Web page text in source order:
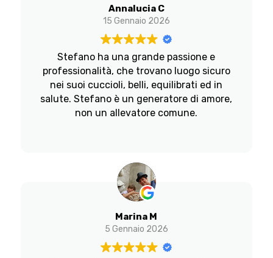
fa, non cercate oltre.
Annalucia C
15 Gennaio 2026
Stefano ha una grande passione e
professionalità, che trovano luogo sicuro
nei suoi cuccioli, belli, equilibrati ed in
salute. Stefano è un generatore di amore,
non un allevatore comune.
Marina M
5 Gennaio 2026